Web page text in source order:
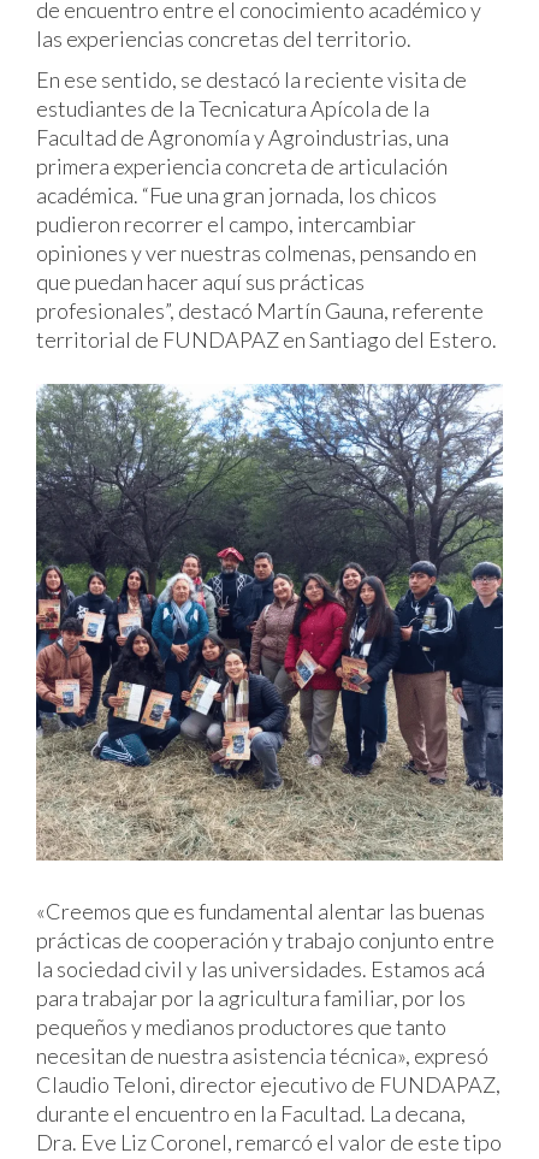
de encuentro entre el conocimiento académico y
las experiencias concretas del territorio.
En ese sentido, se destacó la reciente visita de
estudiantes de la Tecnicatura Apícola de la
Facultad de Agronomía y Agroindustrias, una
primera experiencia concreta de articulación
académica. “Fue una gran jornada, los chicos
pudieron recorrer el campo, intercambiar
opiniones y ver nuestras colmenas, pensando en
que puedan hacer aquí sus prácticas
profesionales”, destacó Martín Gauna, referente
territorial de FUNDAPAZ en Santiago del Estero.
«Creemos que es fundamental alentar las buenas
prácticas de cooperación y trabajo conjunto entre
la sociedad civil y las universidades. Estamos acá
para trabajar por la agricultura familiar, por los
pequeños y medianos productores que tanto
necesitan de nuestra asistencia técnica», expresó
Claudio Teloni, director ejecutivo de FUNDAPAZ,
durante el encuentro en la Facultad. La decana,
Dra. Eve Liz Coronel, remarcó el valor de este tipo